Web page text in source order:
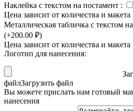
Наклейка с текстом на постамент :
Цена зависит от количества и макета
Металлическая табличка с текстом
(+200.00 ₽)
Цена зависит от количества и макета
Логотип для нанесения:
файлЗагрузить файл
Вы можете прислать нам готовый
нанесения